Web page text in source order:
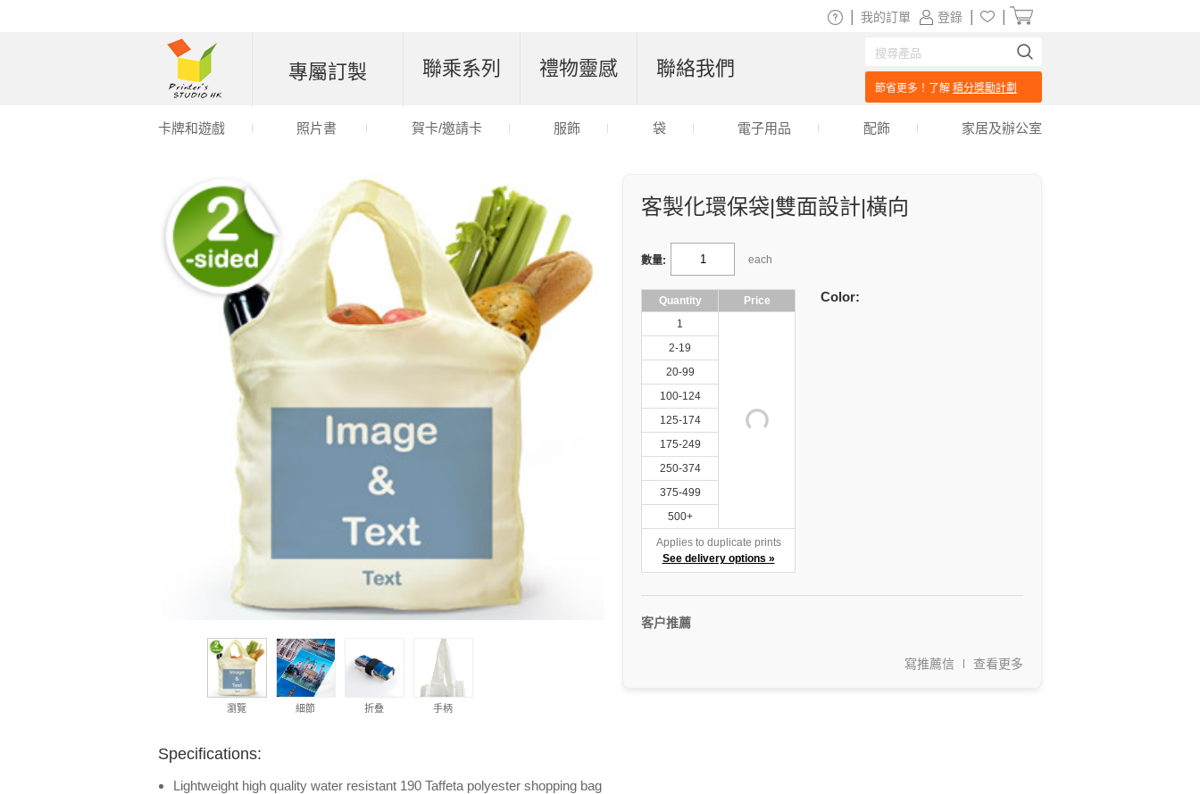
客製化環保袋|雙面設計|橫向
數量: each
Quantity
Price
1
2-19
20-99
100-124
125-174
175-249
250-374
375-499
500+
Applies to duplicate prints
See delivery options »
Color:
客户推薦
寫推薦信 查看更多
瀏覽 細節 折叠 手柄
Specifications:
Lightweight high quality water resistant 190 Taffeta polyester shopping bag
登錄
我的訂單
專屬訂製 聯乘系列 禮物靈感 聯絡我們
節省更多！了解 積分獎勵計劃
卡牌和遊戲 照片書 賀卡/邀請卡 服飾 袋 電子用品 配飾 家居及辦公室